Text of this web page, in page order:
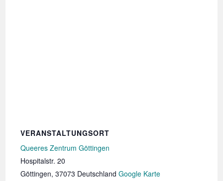
VERANSTALTUNGSORT
Queeres Zentrum Göttingen
Hospitalstr. 20
Göttingen, 37073 Deutschland Google Karte